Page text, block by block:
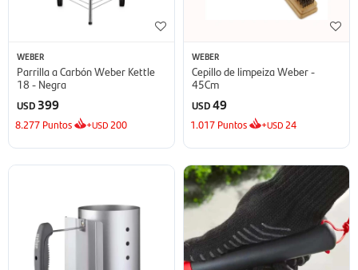
WEBER
Parrilla a Carbón Weber Kettle
18 - Negra
USD 399
8.277 Puntos +USD 200
WEBER
Cepillo de limpeiza Weber -
45Cm
USD49
1.017 Puntos +USD 24